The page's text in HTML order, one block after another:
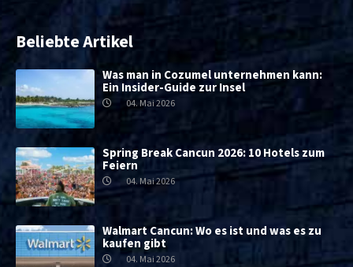
Beliebte Artikel
Was man in Cozumel unternehmen kann:
Ein Insider-Guide zur Insel
04. Mai 2026
Spring Break Cancun 2026: 10 Hotels zum
Feiern
04. Mai 2026
Walmart Cancun: Wo es ist und was es zu
kaufen gibt
04. Mai 2026